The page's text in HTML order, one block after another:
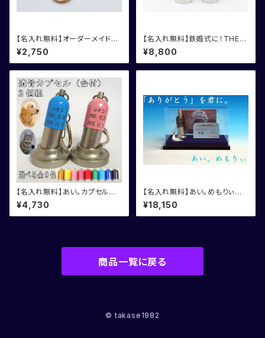
【名入れ無料】オーダーメイド漢
字ストラップ
¥2,750
【名入れ無料】鉄婚式に！THER
MOS サーモス タンブラー
2個組
¥8,800
【名入れ無料】あい。カプセル
遺骨カプセル 台付 2個セット
¥4,730
【名入れ無料】あい。めもりぃ
ペット用メモリアル4点セット
¥18,150
商品一覧に戻る
© takase1982